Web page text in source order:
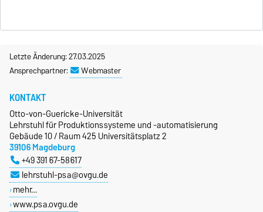
Letzte Änderung: 27.03.2025
Ansprechpartner:
Webmaster
KONTAKT
Otto-von-Guericke-Universität
Lehrstuhl für Produktionssysteme und -automatisierung
Gebäude 10 / Raum 425 Universitätsplatz 2
39106 Magdeburg
+49 391 67-58617
lehrstuhl-psa@ovgu.de
mehr…
www.psa.ovgu.de